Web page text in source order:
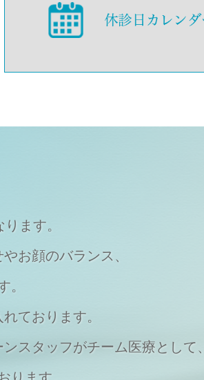
ます。
お顔のバランス、
。
ております。
スタッフがチーム医療として、